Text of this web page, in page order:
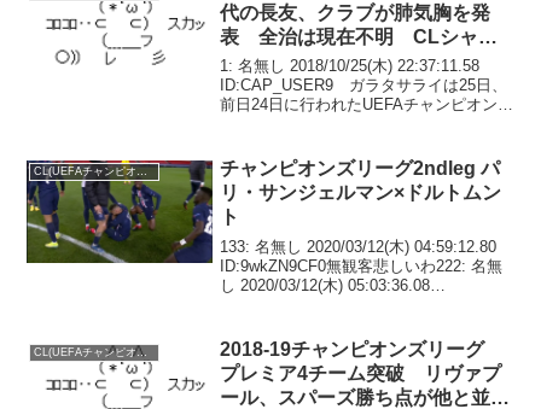
代の長友、クラブが肺気胸を発
表 全治は現在不明 CLシャル
ケ戦0-0でドロー
1: 名無し 2018/10/25(木) 22:37:11.58
ID:CAP_USER9 ガラタサライは25日、
前日24日に行われたUEFAチャンピオンズ
を発表...
CL(UEFAチャンピオンズリーグ)
チャンピオンズリーグ2ndleg パ
リ・サンジェルマン×ドルトムン
ト
133: 名無し 2020/03/12(木) 04:59:12.80
ID:9wkZN9CF0無観客悲しいわ222: 名無
し 2020/03/12(木) 05:03:36.08
CL(UEFAチャンピオンズリーグ)
2018-19チャンピオンズリーグ
プレミア4チーム突破 リヴァプ
ール、スパーズ勝ち点が他と並ぶ